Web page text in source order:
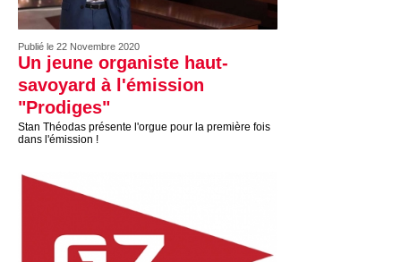
Publié le 22 Novembre 2020
Un jeune organiste haut-
savoyard à l'émission
"Prodiges"
Stan Théodas présente l'orgue pour la première fois
dans l'émission !